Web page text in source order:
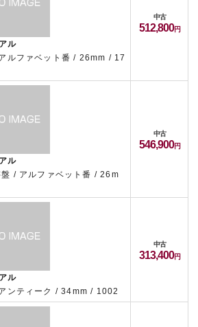
ル
ルファベット番 / 26mm / 17
中古
512,800
ル
/ アルファベット番 / 26m
中古
546,900
ル
ンティーク / 34mm / 1002
中古
313,400